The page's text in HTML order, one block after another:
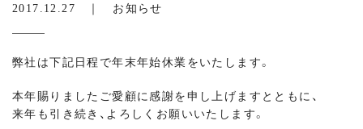
2017.12.27 ｜ お知らせ
弊社は下記日程で年末年始休業をいたします。
本年賜りましたご愛顧に感謝を申し上げますとともに、
来年も引き続き、よろしくお願いいたします。